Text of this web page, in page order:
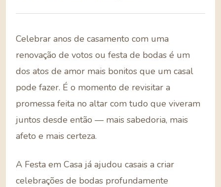
Celebrar anos de casamento com uma
renovação de votos ou festa de bodas é um
dos atos de amor mais bonitos que um casal
pode fazer. É o momento de revisitar a
promessa feita no altar com tudo que viveram
juntos desde então — mais sabedoria, mais
afeto e mais certeza.
A Festa em Casa já ajudou casais a criar
celebrações de bodas profundamente